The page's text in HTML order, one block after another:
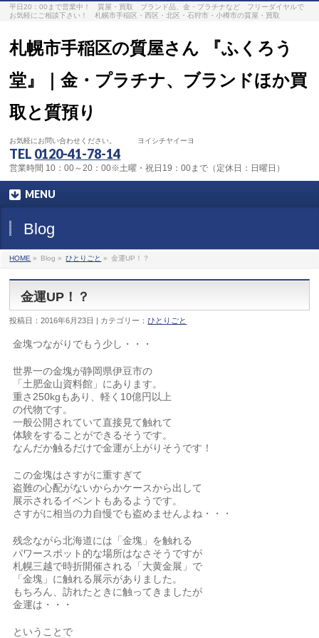
平日20：00まで営業中！ 質屋・買取 ブランド品、金・プラチナなど フリーダイヤルで
お気軽にご相談下さい！ 札幌市手稲区・西区・北区・石狩市・小樽市の質屋・買取
札幌市手稲区の質屋さん 『ふくろう
堂』｜金・プラチナ、ブランドほか買
取と質預り
お気軽にお問い合わせください。 ヨイシチヤイーヨ
TEL 0120-41-78-14
営業時間 10：00～20：00※土曜・祝日19：00まで（定休日：日曜日）
MENU
Blog
HOME » Blog » ひとりごと » 金運UP！？
金運UP！？
投稿日：2016年6月23日 | カテゴリー：ひとりごと
金塊つながりでもう少し・・・
世界一の金塊が静岡県伊豆市の
「土肥金山資料館」にあります。
重さ250kgもあり、軽く10億円以上
の代物です。
一般公開されていて直接見て触れて
体験をすることができるそうです。
なんだか触るだけで金運が上がりそうです！
この金塊はさすがに重すぎて
盗難の心配がないからかケースから出して
展示されるイベントもあるようです。
さすがに相当の力自慢でも盗めませんよね・・・
残念ながら北海道には「金塊」を触れる
パワースポット的な場所はなさそうですが
札幌三越で時折開催される「大黄金展」で
「金塊」に触れる展示がありました。
もちろん、訪れたときに触ってきましたが
金運は・・・
ということで